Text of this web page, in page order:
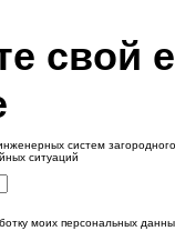
свой
систем
ситуаций
моих персональных